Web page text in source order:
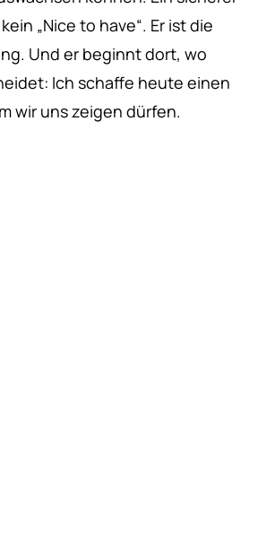
„Nice to have“. Er ist die
Und er beginnt dort, wo
Ich schaffe heute einen
wir uns zeigen dürfen.